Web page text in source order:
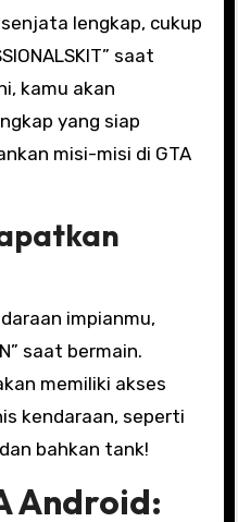
lengkap, cukup
saat
kamu akan
yang siap
misi-misi di GTA
impianmu,
saat bermain.
memiliki akses
kendaraan, seperti
bahkan tank!
Android: